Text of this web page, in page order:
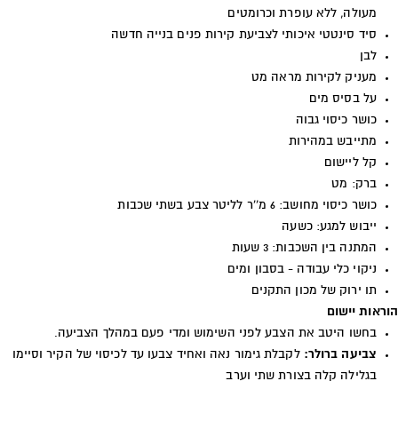
מעולה, ללא עופרת וכרומטים
סיד סינטטי איכותי לצביעת קירות פנים בנייה חדשה
לבן
מעניק לקירות מראה מט
על בסיס מים
כושר כיסוי גבוה
מתייבש במהירות
קל ליישום
ברק: מט
כושר כיסוי מחושב: 6 מ''ר לליטר צבע בשתי שכבות
ייבוש למגע: כשעה
המתנה בין השכבות: 3 שעות
ניקוי כלי עבודה - בסבון ומים
תו ירוק של מכון התקנים
הוראות יישום
בחשו היטב את הצבע לפני השימוש ומדי פעם במהלך הצביעה.
צביעה ברולר: לקבלת גימור נאה ואחיד צבעו עד לכיסוי של הקיר וסיימו
בגלילה קלה בצורת שתי וערב